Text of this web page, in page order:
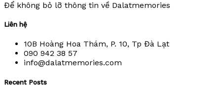
Để không bỏ lỡ thông tin về Dalatmemories
Liên hệ
10B Hoàng Hoa Thám, P. 10, Tp Đà Lạt
090 942 38 57
info@dalatmemories.com
Recent Posts